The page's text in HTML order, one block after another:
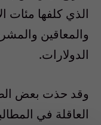
الذي كلفها مئات
والمعاقين
الدولارات.
وقد حذت بعض
العاقلة في